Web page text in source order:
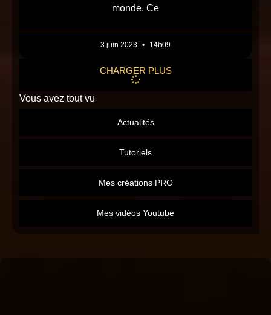
Actualités
Tutoriels
Mes créations PRO
Mes vidéos Youtube
monde. Ce
3 juin 2023 14h09
CHARGER PLUS
Vous avez tout vu